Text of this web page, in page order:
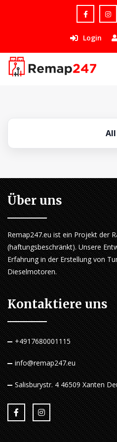
Login
All
Über uns
Remap247.eu ist ein Projekt der
(haftungsbeschränkt). Unsere
Erfahrung in der Erstellung von
Dieselmotoren.
Kontaktiere uns
+4917680001115
info@remap247.eu
Salisburystr. 4 46509 Xanten